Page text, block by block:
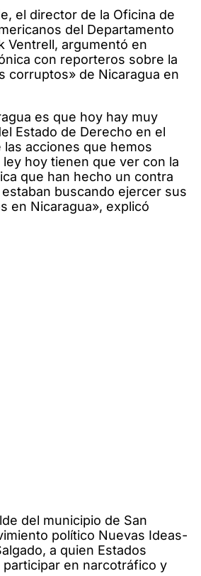
el director de la Oficina de
del Departamento
Ventrell, argumentó en
con reporteros sobre la
corruptos» de Nicaragua en
es que hoy hay muy
Estado de Derecho en el
las acciones que hemos
hoy tienen que ver con la
que han hecho un contra
buscando ejercer sus
en Nicaragua», explicó
del municipio de San
político Nuevas Ideas-
a quien Estados
participar en narcotráfico y